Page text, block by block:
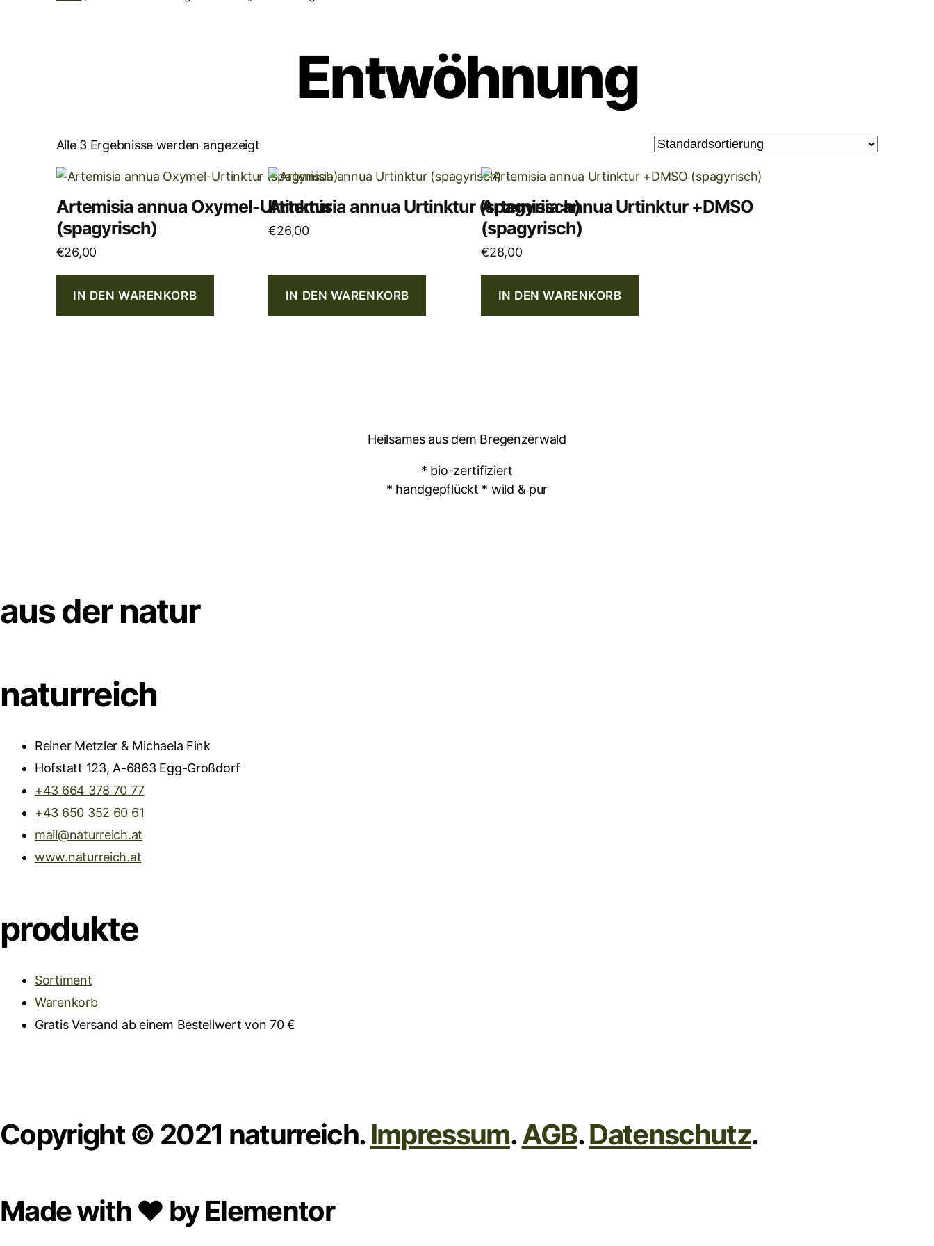
Entwöhnung
Alle 3 Ergebnisse werden angezeigt
Artemisia annua Oxymel-Urtinktur
(spagyrisch)
€26,00
IN DEN WARENKORB
Artemisia annua Urtinktur (spagyrisch)
€26,00
IN DEN WARENKORB
Artemisia annua Urtinktur +DMSO
(spagyrisch)
€28,00
IN DEN WARENKORB
Heilsames aus dem Bregenzerwald
* bio-zertifiziert
* handgepflückt * wild & pur
aus der natur
naturreich
Reiner Metzler & Michaela Fink
Hofstatt 123, A-6863 Egg-Großdorf
+43 664 378 70 77
+43 650 352 60 61
mail@naturreich.at
www.naturreich.at
produkte
Sortiment
Warenkorb
Gratis Versand ab einem Bestellwert von 70 €
Copyright © 2021 naturreich.Impressum.AGB.Datenschutz.
Made with ❤ by Elementor